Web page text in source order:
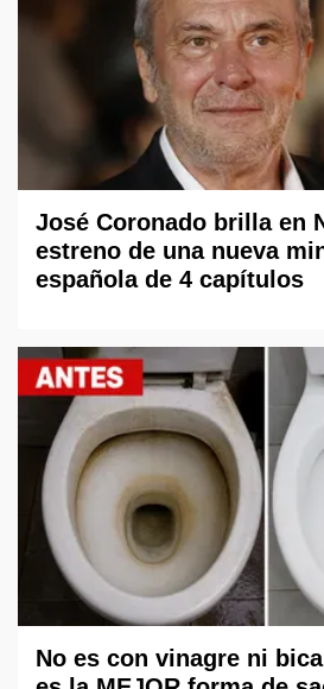
José Coronado brilla en
estreno de una nueva
española de 4 capítulos
No es con vinagre ni